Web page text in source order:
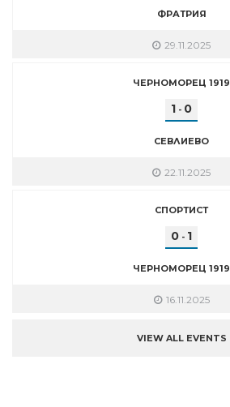
ФРАТРИЯ
29.11.2025
ЧЕРНОМОРЕЦ 1919
1 - 0
СЕВЛИЕВО
22.11.2025
СПОРТИСТ
0 - 1
ЧЕРНОМОРЕЦ 1919
16.11.2025
VIEW ALL EVENTS